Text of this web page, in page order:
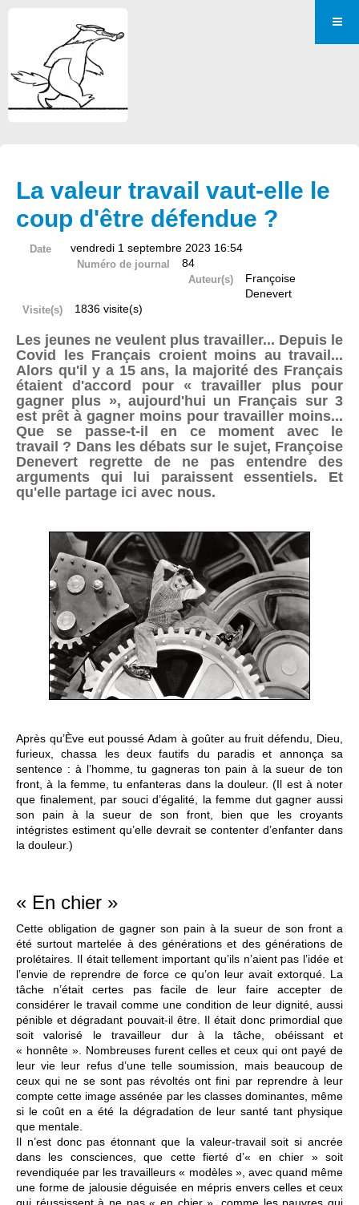
La valeur travail vaut-elle le
coup d'être défendue ?
Date vendredi 1 septembre 2023 16:54
Numéro de journal 84
Auteur(s)
Françoise
Denevert
Visite(s) 1836 visite(s)
Les jeunes ne veulent plus travailler... Depuis le
Covid les Français croient moins au travail...
Alors qu'il y a 15 ans, la majorité des Français
étaient d'accord pour « travailler plus pour
gagner plus », aujourd'hui un Français sur 3
est prêt à gagner moins pour travailler moins...
Que se passe-t-il en ce moment avec le
travail ? Dans les débats sur le sujet, Françoise
Denevert regrette de ne pas entendre des
arguments qui lui paraissent essentiels. Et
qu'elle partage ici avec nous.
Après qu’Ève eut poussé Adam à goûter au fruit défendu, Dieu,
furieux, chassa les deux fautifs du paradis et annonça sa
sentence : à l’homme, tu gagneras ton pain à la sueur de ton
front, à la femme, tu enfanteras dans la douleur. (Il est à noter
que finalement, par souci d’égalité, la femme dut gagner aussi
son pain à la sueur de son front, bien que les croyants
intégristes estiment qu’elle devrait se contenter d’enfanter dans
la douleur.)
« En chier »
Cette obligation de gagner son pain à la sueur de son front a
été surtout martelée à des générations et des générations de
prolétaires. Il était tellement important qu’ils n’aient pas l’idée et
l’envie de reprendre de force ce qu’on leur avait extorqué. La
tâche n’était certes pas facile de leur faire accepter de
considérer le travail comme une condition de leur dignité, aussi
pénible et dégradant pouvait-il être. Il était donc primordial que
soit valorisé le travailleur dur à la tâche, obéissant et
« honnête ». Nombreuses furent celles et ceux qui ont payé de
leur vie leur refus d’une telle soumission, mais beaucoup de
ceux qui ne se sont pas révoltés ont fini par reprendre à leur
compte cette image assénée par les classes dominantes, même
si le coût en a été la dégradation de leur santé tant physique
que mentale.
Il n’est donc pas étonnant que la valeur-travail soit si ancrée
dans les consciences, que cette fierté d’« en chier » soit
revendiquée par les travailleurs « modèles », avec quand même
une forme de jalousie déguisée en mépris envers celles et ceux
qui réussissent à ne pas « en chier », comme les pauvres qui